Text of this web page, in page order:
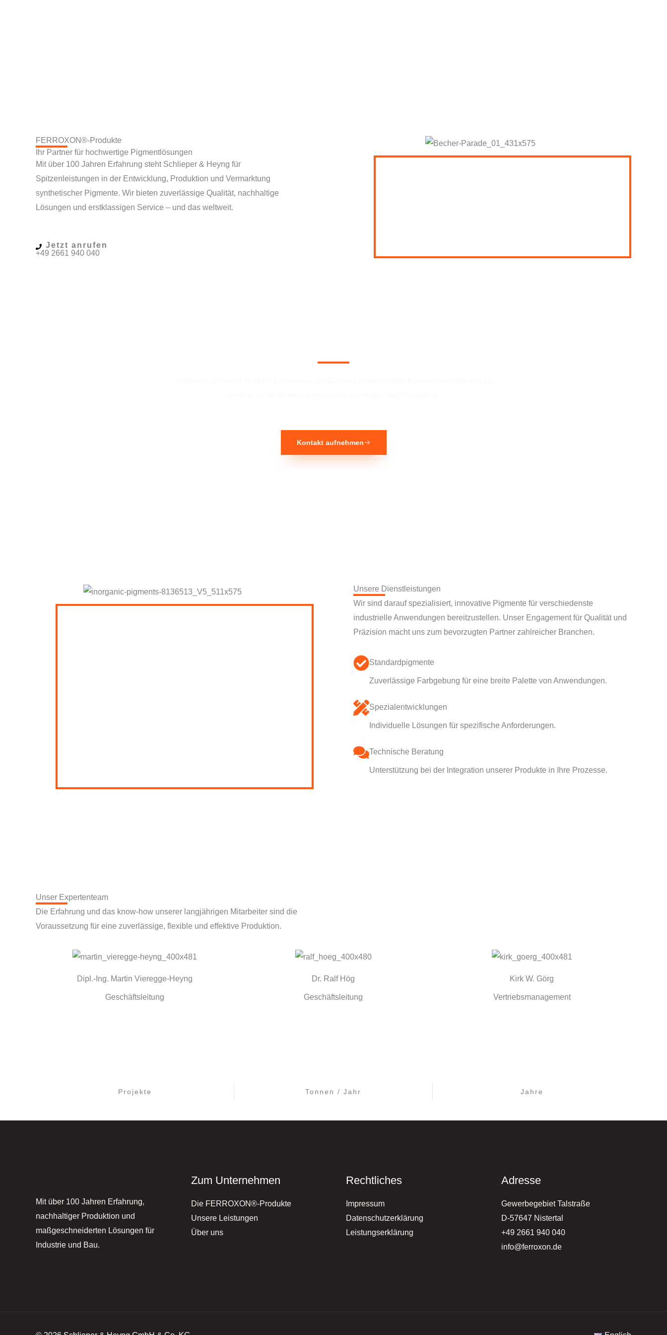
FERROXON®-Produkte
Ihr Partner für hochwertige Pigmentlösungen
Mit über 100 Jahren Erfahrung steht Schlieper & Heyng für
Spitzenleistungen in der Entwicklung, Produktion und Vermarktung
synthetischer Pigmente. Wir bieten zuverlässige Qualität, nachhaltige
Lösungen und erstklassigen Service – und das weltweit.
Jetzt anrufen
+49 2661 940 040
Kontakt aufnehmen
Unsere Dienstleistungen
Wir sind darauf spezialisiert, innovative Pigmente für verschiedenste
industrielle Anwendungen bereitzustellen. Unser Engagement für Qualität und
Präzision macht uns zum bevorzugten Partner zahlreicher Branchen.
Standardpigmente
Zuverlässige Farbgebung für eine breite Palette von Anwendungen.
Spezialentwicklungen
Individuelle Lösungen für spezifische Anforderungen.
Technische Beratung
Unterstützung bei der Integration unserer Produkte in Ihre Prozesse.
Unser Expertenteam
Die Erfahrung und das know-how unserer langjährigen Mitarbeiter sind die
Voraussetzung für eine zuverlässige, flexible und effektive Produktion.
Dipl.-Ing. Martin Vieregge-Heyng
Geschäftsleitung
Dr. Ralf Hög
Geschäftsleitung
Kirk W. Görg
Vertriebsmanagement
Projekte Tonnen / Jahr Jahre
Mit über 100 Jahren Erfahrung,
nachhaltiger Produktion und
maßgeschneiderten Lösungen für
Industrie und Bau.
Zum Unternehmen
Die FERROXON®-Produkte
Unsere Leistungen
Über uns
Rechtliches
Impressum
Datenschutzerklärung
Leistungserklärung
Adresse
Gewerbegebiet Talstraße
D-57647 Nistertal
+49 2661 940 040
info@ferroxon.de